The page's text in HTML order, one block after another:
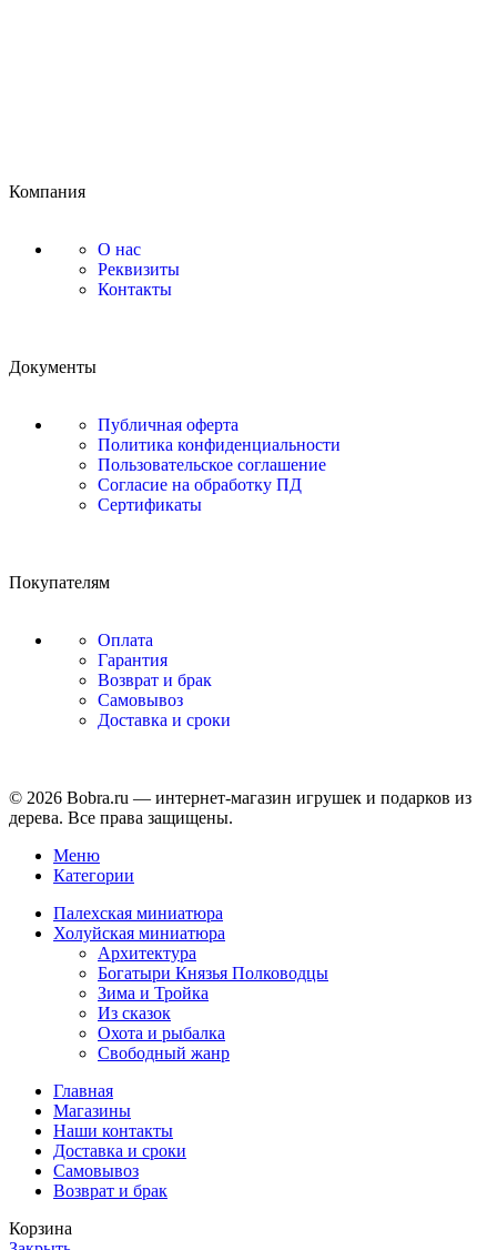
Компания
О нас
Реквизиты
Контакты
Документы
Публичная оферта
Политика конфиденциальности
Пользовательское соглашение
Согласие на обработку ПД
Сертификаты
Покупателям
Оплата
Гарантия
Возврат и брак
Самовывоз
Доставка и сроки
© 2026 Bobra.ru — интернет-магазин игрушек и подарков из
дерева. Все права защищены.
Меню
Категории
Палехская миниатюра
Холуйская миниатюра
Архитектура
Богатыри Князья Полководцы
Зима и Тройка
Из сказок
Охота и рыбалка
Свободный жанр
Главная
Магазины
Наши контакты
Доставка и сроки
Самовывоз
Возврат и брак
Корзина